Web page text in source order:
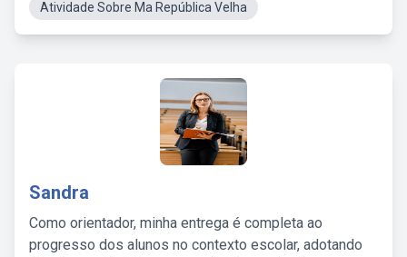
Atividade Sobre Ma República Velha
Sandra
Como orientador, minha entrega é completa ao
progresso dos alunos no contexto escolar, adotando